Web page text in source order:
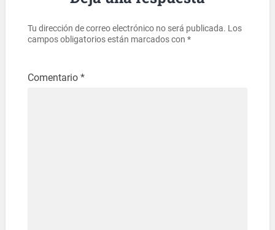
Tu dirección de correo electrónico no será publicada. Los
campos obligatorios están marcados con *
Comentario *